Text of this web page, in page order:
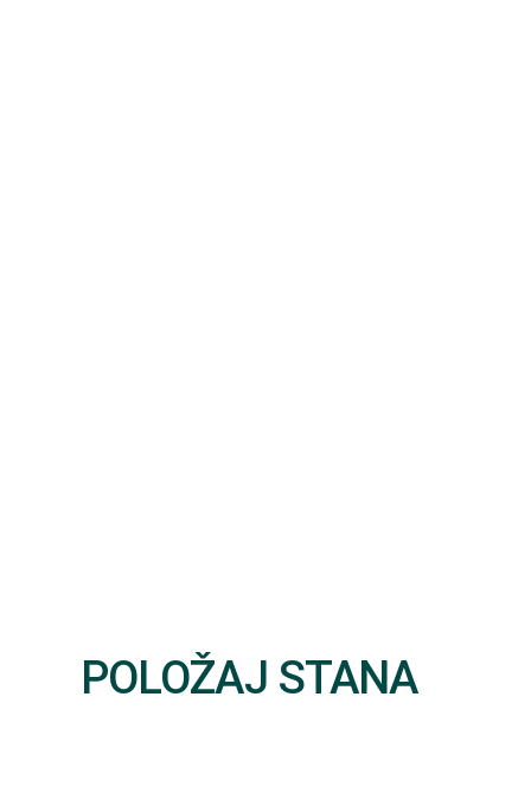
POLOŽAJ STANA